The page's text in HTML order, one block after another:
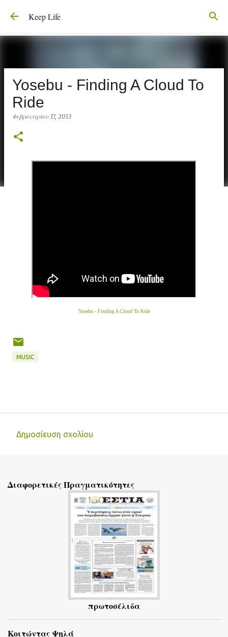
Μετάβαση στο κύριο περιεχόμενο
Keep Life
Yosebu - Finding A Cloud To
Ride
Φεβρουαρίου 17, 2013
Yosebu - Finding A Cloud To Ride
MUSIC
λ
Δημοσίευση σχολίου
Διαφορετικές Πραγματικότητες
πρωτοσέλιδα
Κοιτώντας Ψηλά